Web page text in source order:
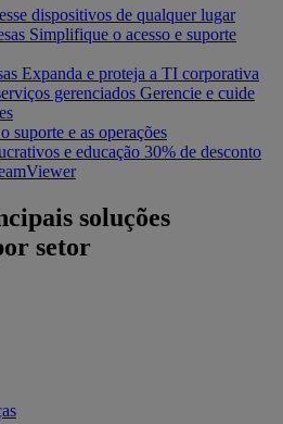
dispositivos de qualquer lugar
Simplifique o acesso e suporte
Expanda e proteja a TI corporativa
gerenciados Gerencie e cuide
suporte e as operações
e educação 30% de desconto
soluções
setor